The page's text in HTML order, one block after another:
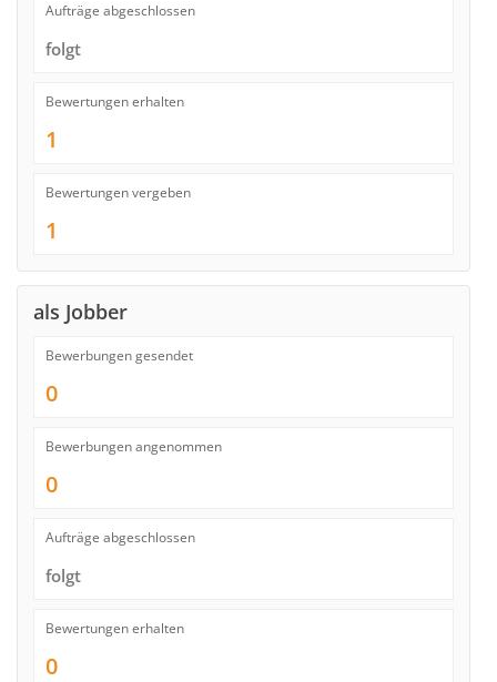
Aufträge abgeschlossen
folgt
Bewertungen erhalten
1
Bewertungen vergeben
1
als Jobber
Bewerbungen gesendet
0
Bewerbungen angenommen
0
Aufträge abgeschlossen
folgt
Bewertungen erhalten
0